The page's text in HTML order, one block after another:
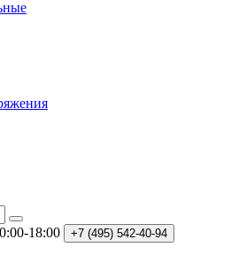
18:00 +7 (495) 542-40-94